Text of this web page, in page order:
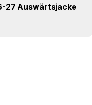
27 Auswärtsjacke